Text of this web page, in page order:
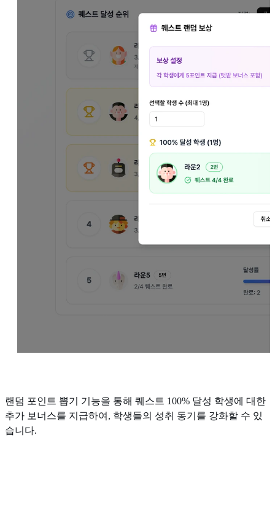
랜덤 포인트 뽑기 기능을 통해 퀘스트 100% 달성 학생에 대한
추가 보너스를 지급하여, 학생들의 성취 동기를 강화할 수 있
습니다.